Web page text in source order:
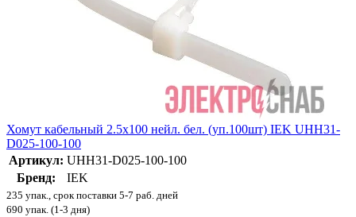
Хомут кабельный 2.5х100 нейл. бел. (уп.100шт) IEK UHH31-
D025-100-100
Артикул: UHH31-D025-100-100
Бренд:
IEK
235 упак., срок поставки 5-7 раб. дней
690 упак. (1-3 дня)